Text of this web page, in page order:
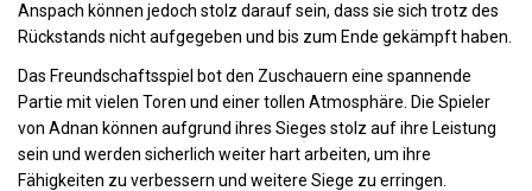
Anspach können jedoch stolz darauf sein, dass sie sich trotz des
Rückstands nicht aufgegeben und bis zum Ende gekämpft haben.
Das Freundschaftsspiel bot den Zuschauern eine spannende
Partie mit vielen Toren und einer tollen Atmosphäre. Die Spieler
von Adnan können aufgrund ihres Sieges stolz auf ihre Leistung
sein und werden sicherlich weiter hart arbeiten, um ihre
Fähigkeiten zu verbessern und weitere Siege zu erringen.